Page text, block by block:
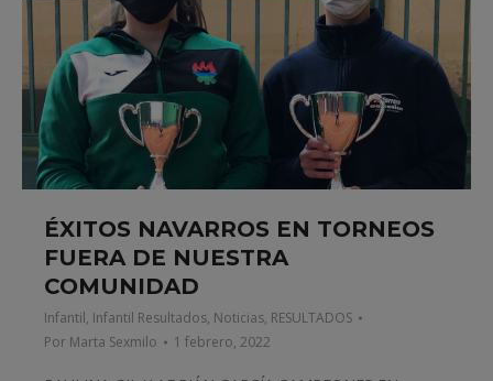
ÉXITOS NAVARROS EN TORNEOS
FUERA DE NUESTRA
COMUNIDAD
Infantil, Infantil Resultados, Noticias, RESULTADOS
Por Marta Sexmilo 1 febrero, 2022